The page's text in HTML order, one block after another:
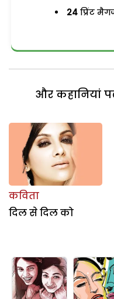
24 प्रिंट
और कहानियां
कविता
दिल से दिल को